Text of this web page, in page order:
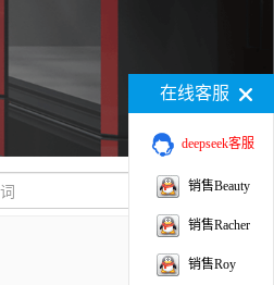
在线客服
deepseek客服
销售Beauty
销售Racher
销售Roy